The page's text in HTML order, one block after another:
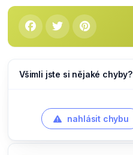
Všimli jste si nějaké chyby?
nahlásit chybu